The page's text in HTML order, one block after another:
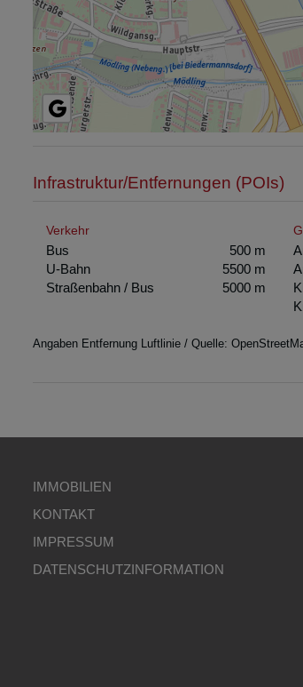
Infrastruktur/Entfernungen (POIs)
Verkehr
Bus
500 m
U-Bahn
5500 m
Straßenbahn / Bus
5000 m
Angaben Entfernung Luftlinie / Quelle:
IMMOBILIEN
KONTAKT
IMPRESSUM
DATENSCHUTZINFORMATION